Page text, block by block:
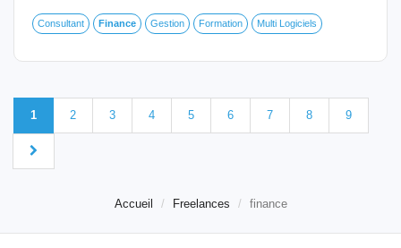
Consultant Finance Gestion Formation Multi Logiciels
1 2 3 4 5 6 7 8 9
Accueil Freelances finance